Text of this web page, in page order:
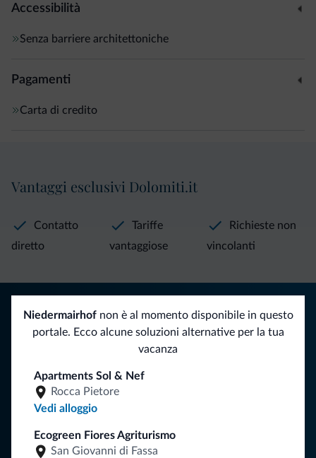
incontri e seminari. Benvenuti
Accessibilità
Senza barriere architettoniche
Pagamenti
Carta di credito
Niedermairhofnon è al momento disponibile in questo
portale. Ecco alcune soluzioni alternative per la tua
vacanza
Apartments Sol & Nef
Rocca Pietore
Vedi alloggio
Ecogreen Fiores Agriturismo
San Giovanni di Fassa
Vantaggi esclusivi Dolomiti.it
Contatto
diretto
Tariffe
vantaggiose
Richieste non
vincolanti
Riceverai informazioni, offerte esclusive e news per la tua
vacanza nelle Dolomiti.
ISCRIVITI ALLA NEWSLETTER